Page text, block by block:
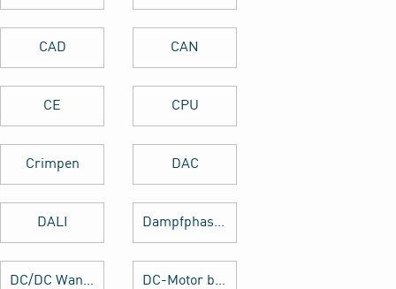
CAD CAN
CE CPU
Crimpen DAC
DALI Dampfphasenlöten
DC/DC Wandler DC-Motor brushed